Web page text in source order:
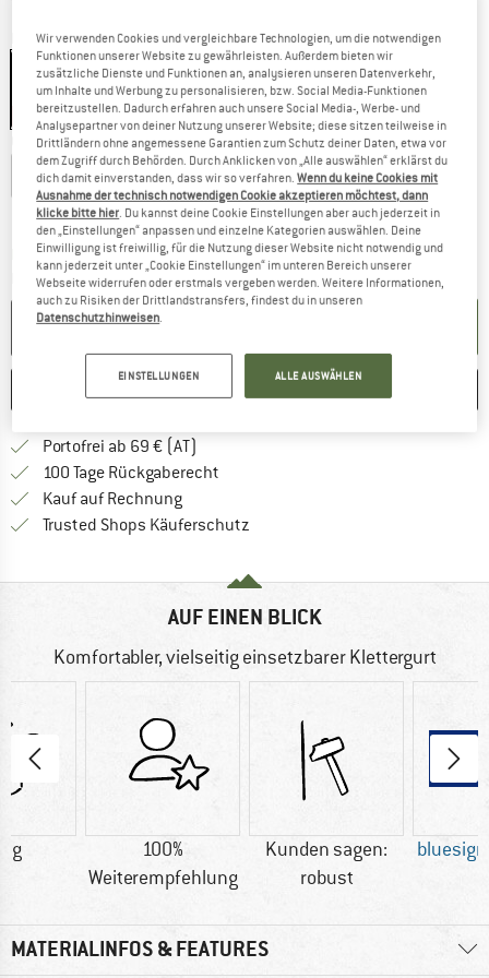
Farbe:Night / Flame
25%
Größe wählen:
S/M L/XL
Größentabelle
Lieferzeit: 2-4 WerktageDer Link öffnet sich in einer Infobox und
Menge:
Portofrei ab 69 € (AT)
100 Tage Rückgaberecht
Kauf auf RechnungFinde die Zahlungs-Infos hier! Öffnet
Trusted Shops Käuferschutz
AUF EINEN BLICK
Komfortabler, vielseitig einsetzbarer Klettergurt
g
100%
Weiterempfehlung
Kunden sagen:
robust
bluesign
MATERIALINFOS & FEATURES
Wir verwenden Cookies und vergleichbare Technologien, um die notwendigen
Funktionen unserer Website zu gewährleisten. Außerdem bieten wir
zusätzliche Dienste und Funktionen an, analysieren unseren Datenverkehr,
um Inhalte und Werbung zu personalisieren, bzw. Social Media-Funktionen
bereitzustellen. Dadurch erfahren auch unsere Social Media-, Werbe- und
Analysepartner von deiner Nutzung unserer Website; diese sitzen teilweise in
Drittländern ohne angemessene Garantien zum Schutz deiner Daten, etwa vor
dem Zugriff durch Behörden. Durch Anklicken von „Alle auswählen“ erklärst du
dich damit einverstanden, dass wir so verfahren.Wenn du keine Cookies mit
Ausnahme der technisch notwendigen Cookie akzeptieren möchtest, dann
klicke bitte hier. Du kannst deine Cookie Einstellungen aber auch jederzeit in
den „Einstellungen“ anpassen und einzelne Kategorien auswählen. Deine
Einwilligung ist freiwillig, für die Nutzung dieser Website nicht notwendig und
kann jederzeit unter „Cookie Einstellungen“ im unteren Bereich unserer
Webseite widerrufen oder erstmals vergeben werden. Weitere Informationen,
auch zu Risiken der Drittlandstransfers, findest du in unseren
Datenschutzhinweisen.
EINSTELLUNGEN ALLE AUSWÄHLEN